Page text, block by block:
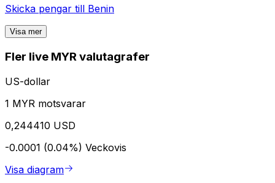
Skicka pengar till Benin
Visa mer
Fler live MYR valutagrafer
US-dollar
1 MYR motsvarar
0,244410 USD
-0.0001 (0.04%) Veckovis
Visa diagram